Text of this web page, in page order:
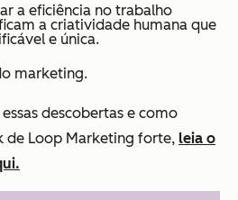
a eficiência no trabalho
a criatividade humana que
e única.
marketing.
descobertas e como
de Loop Marketing forte, leia o